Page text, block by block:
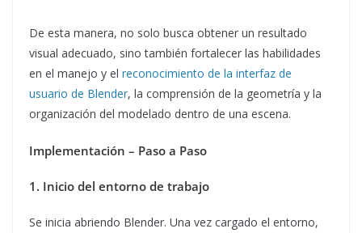
De esta manera, no solo busca obtener un resultado
visual adecuado, sino también fortalecer las habilidades
en el manejo y el reconocimiento de la interfaz de
usuario de Blender, la comprensión de la geometría y la
organización del modelado dentro de una escena.
Implementación – Paso a Paso
1. Inicio del entorno de trabajo
Se inicia abriendo Blender. Una vez cargado el entorno,